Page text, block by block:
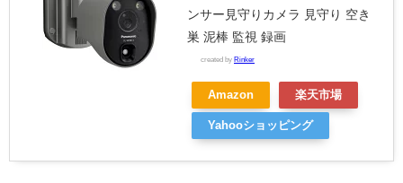
ンサー見守りカメラ 見守り 空き
巣 泥棒 監視 録画
created by Rinker
Amazon 楽天市場
Yahooショッピング